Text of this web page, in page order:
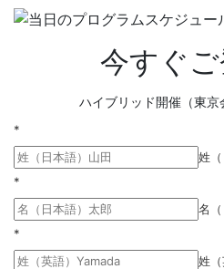
今すぐ
ハイブリッド開催（東京
*
姓
*
名
*
姓